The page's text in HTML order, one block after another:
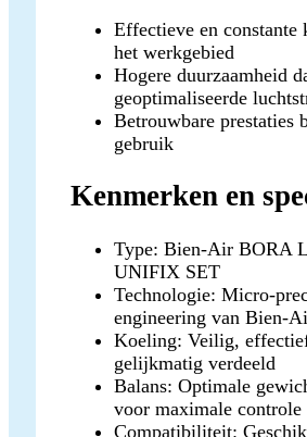
Effectieve en constante
het werkgebied
Hogere duurzaamheid
geoptimaliseerde
Betrouwbare prestaties
gebruik
Kenmerken en
Type: Bien-Air BORA
UNIFIX SET
Technologie: Micro-
engineering van Bien-
Koeling: Veilig,
gelijkmatig verdeeld
Balans: Optimale
voor maximale controle
Compatibiliteit: